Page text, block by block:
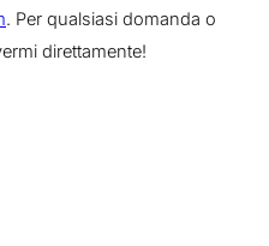
. Per qualsiasi domanda o
direttamente!